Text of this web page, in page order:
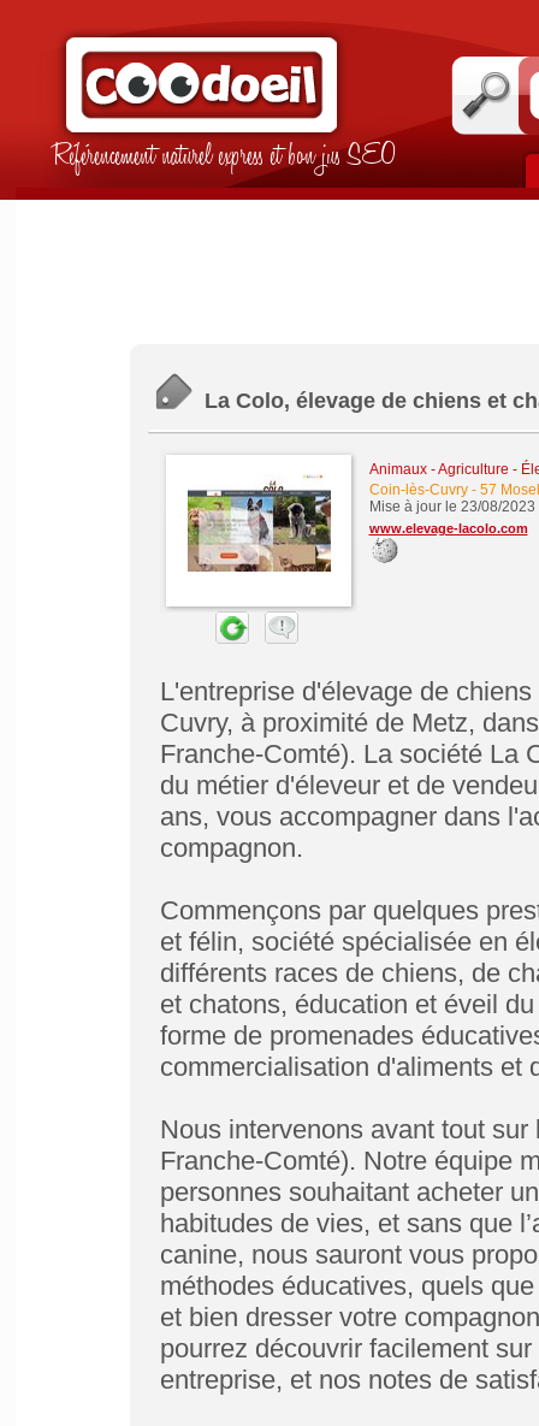
Référencement naturel express et bon jus SEO
La Colo, élevage de chiens et
Animaux - Agriculture -
Coin-lès-Cuvry- 57
Mise à jour le 23/08/2023
www.elevage-lacolo.com
L'entreprise d'élevage de
Cuvry, à proximité de Metz,
Franche-Comté). La société La
du métier d'éleveur et de
ans, vous accompagner dans
compagnon.
Commençons par quelques
et félin, société spécialisée en
différents races de chiens, de
et chatons, éducation et éveil
forme de promenades
commercialisation d'aliments et
Nous intervenons avant tout
Franche-Comté). Notre équipe
personnes souhaitant acheter
habitudes de vies, et sans que
canine, nous sauront vous
méthodes éducatives, quels
et bien dresser votre
pourrez découvrir facilement
entreprise, et nos notes de